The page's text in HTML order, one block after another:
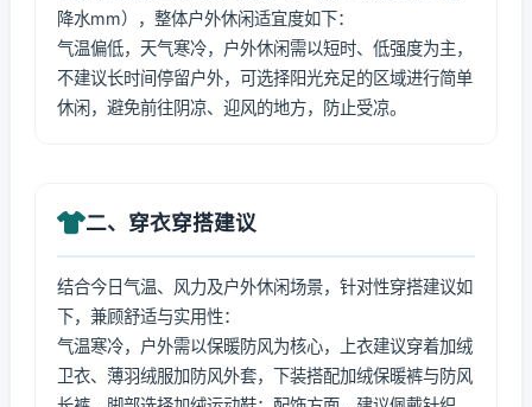
降水mm），整体户外休闲适宜度如下：
气温偏低，天气寒冷，户外休闲需以短时、低强度为主，
不建议长时间停留户外，可选择阳光充足的区域进行简单
休闲，避免前往阴凉、迎风的地方，防止受凉。
二、穿衣穿搭建议
结合今日气温、风力及户外休闲场景，针对性穿搭建议如
下，兼顾舒适与实用性：
气温寒冷，户外需以保暖防风为核心，上衣建议穿着加绒
卫衣、薄羽绒服加防风外套，下装搭配加绒保暖裤与防风